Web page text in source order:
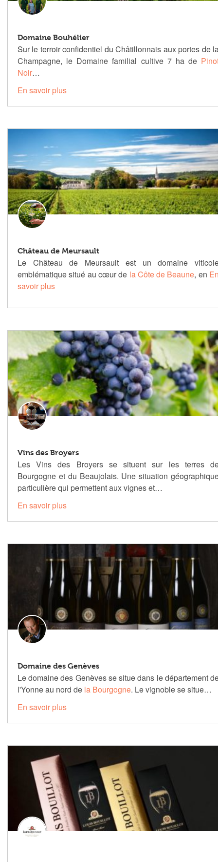
Domaine Bouhélier
Sur le terroir confidentiel du Châtillonnais aux portes de
Champagne, le Domaine familial cultive 7 ha de
Noir…
En savoir plus
Château de Meursault
Le Château de Meursault est un domaine
emblématique situé au cœur de la Côte de Beaune, en
savoir plus
Vins des Broyers
Les Vins des Broyers se situent sur les terres
Bourgogne et du Beaujolais. Une situation
particulière qui permettent aux vignes et…
En savoir plus
Domaine des Genèves
Le domaine des Genèves se situe dans le département
l'Yonne au nord de la Bourgogne. Le vignoble se situe…
En savoir plus